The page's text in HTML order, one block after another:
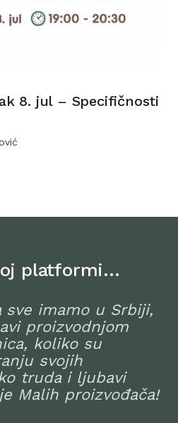
8. jul – Specifičnosti
platformi…
sve imamo u Srbiji,
proizvodnjom
koliko su
svojih
truda i ljubavi
Malih proizvođača!